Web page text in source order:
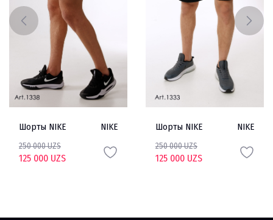
Шорты NIKE NIKE
250 000 UZS
125 000 UZS
Шорты NIKE NIKE
250 000 UZS
125 000 UZS